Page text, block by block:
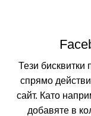
Тези бисквитки
спрямо
сайт. Като
добавяте в